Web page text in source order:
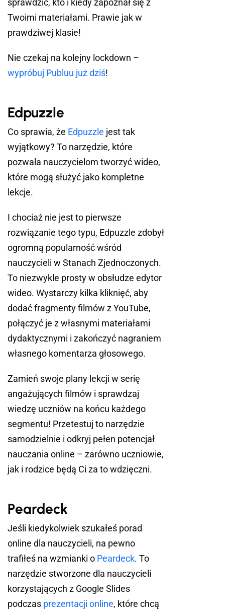
sprawdzić, kto i kiedy zapoznał się z
Twoimi materiałami. Prawie jak w
prawdziwej klasie!
Nie czekaj na kolejny lockdown –
wypróbuj Publuu już dziś!
Edpuzzle
Co sprawia, że Edpuzzle jest tak
wyjątkowy? To narzędzie, które
pozwala nauczycielom tworzyć wideo,
które mogą służyć jako kompletne
lekcje.
I chociaż nie jest to pierwsze
rozwiązanie tego typu, Edpuzzle zdobył
ogromną popularność wśród
nauczycieli w Stanach Zjednoczonych.
To niezwykle prosty w obsłudze edytor
wideo. Wystarczy kilka kliknięć, aby
dodać fragmenty filmów z YouTube,
połączyć je z własnymi materiałami
dydaktycznymi i zakończyć nagraniem
własnego komentarza głosowego.
Zamień swoje plany lekcji w serię
angażujących filmów i sprawdzaj
wiedzę uczniów na końcu każdego
segmentu! Przetestuj to narzędzie
samodzielnie i odkryj pełen potencjał
nauczania online – zarówno uczniowie,
jak i rodzice będą Ci za to wdzięczni.
Peardeck
Jeśli kiedykolwiek szukałeś porad
online dla nauczycieli, na pewno
trafiłeś na wzmianki o Peardeck. To
narzędzie stworzone dla nauczycieli
korzystających z Google Slides
podczas prezentacji online, które chcą